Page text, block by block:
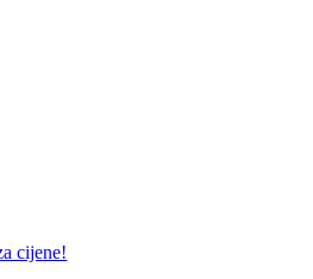
cijene!